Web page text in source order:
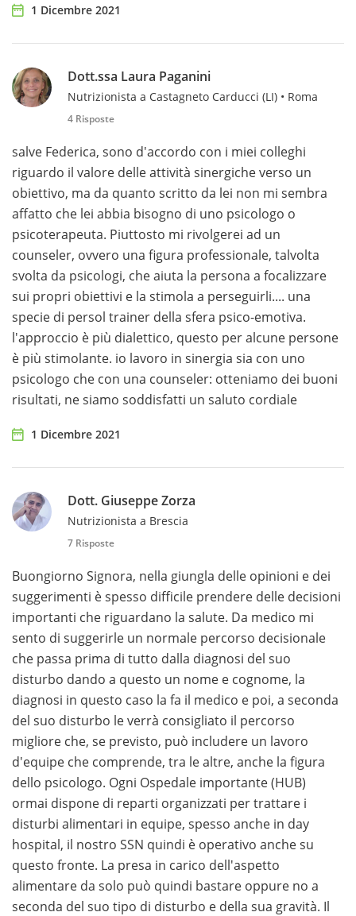
1 Dicembre 2021
Dott.ssa Laura Paganini
Nutrizionista a Castagneto Carducci (LI) • Roma
4 Risposte
salve Federica, sono d'accordo con i miei colleghi
riguardo il valore delle attività sinergiche verso un
obiettivo, ma da quanto scritto da lei non mi sembra
affatto che lei abbia bisogno di uno psicologo o
psicoterapeuta. Piuttosto mi rivolgerei ad un
counseler, ovvero una figura professionale, talvolta
svolta da psicologi, che aiuta la persona a focalizzare
sui propri obiettivi e la stimola a perseguirli.... una
specie di persol trainer della sfera psico-emotiva.
l'approccio è più dialettico, questo per alcune persone
è più stimolante. io lavoro in sinergia sia con uno
psicologo che con una counseler: otteniamo dei buoni
risultati, ne siamo soddisfatti un saluto cordiale
1 Dicembre 2021
Dott. Giuseppe Zorza
Nutrizionista a Brescia
7 Risposte
Buongiorno Signora, nella giungla delle opinioni e dei
suggerimenti è spesso difficile prendere delle decisioni
importanti che riguardano la salute. Da medico mi
sento di suggerirle un normale percorso decisionale
che passa prima di tutto dalla diagnosi del suo
disturbo dando a questo un nome e cognome, la
diagnosi in questo caso la fa il medico e poi, a seconda
del suo disturbo le verrà consigliato il percorso
migliore che, se previsto, può includere un lavoro
d'equipe che comprende, tra le altre, anche la figura
dello psicologo. Ogni Ospedale importante (HUB)
ormai dispone di reparti organizzati per trattare i
disturbi alimentari in equipe, spesso anche in day
hospital, il nostro SSN quindi è operativo anche su
questo fronte. La presa in carico dell'aspetto
alimentare da solo può quindi bastare oppure no a
seconda del suo tipo di disturbo e della sua gravità. Il